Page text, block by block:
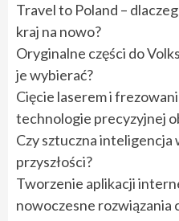
Travel to Poland –
kraj na nowo?
Oryginalne części do
je wybierać?
Cięcie laserem i
technologie precyzyjnej
Czy sztuczna
przyszłości?
Tworzenie aplikacji
nowoczesne rozwiązania